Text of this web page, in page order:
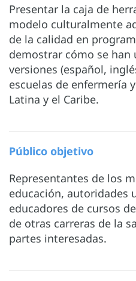
Presentar la caja de
modelo culturalmente
de la calidad en
demostrar cómo se han
versiones (español,
escuelas de enfermería
Latina y el Caribe.
Público objetivo
Representantes de los
educación, autoridades
educadores de cursos
de otras carreras de la
partes interesadas.